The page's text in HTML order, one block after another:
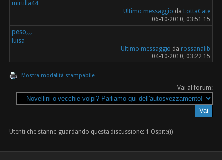
mirtilla44
Ultimo messaggio da LottaCate
06-10-2010, 03:51 15
peso,,,
luisa
Ultimo messaggio da rossanalib
04-10-2010, 03:22 15
Mostra modalità stampabile
Vai al forum:
Utenti che stanno guardando questa discussione: 1 Ospite(i)